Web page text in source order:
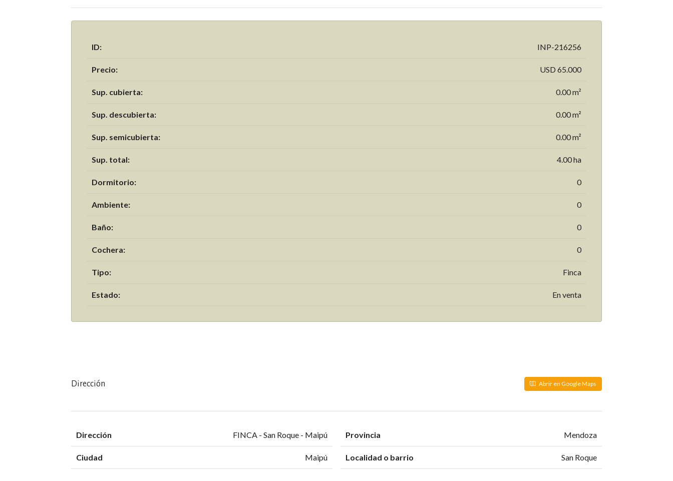
ID: INP-216256
Precio: USD 65.000
Sup. cubierta: 0.00 m²
Sup. descubierta: 0.00 m²
Sup. semicubierta: 0.00 m²
Sup. total: 4.00 ha
Dormitorio: 0
Ambiente: 0
Baño: 0
Cochera: 0
Tipo: Finca
Estado: En venta
Dirección Abrir en Google Maps
Dirección FINCA - San Roque - Maipú
Ciudad Maipú
Provincia Mendoza
Localidad o barrio San Roque